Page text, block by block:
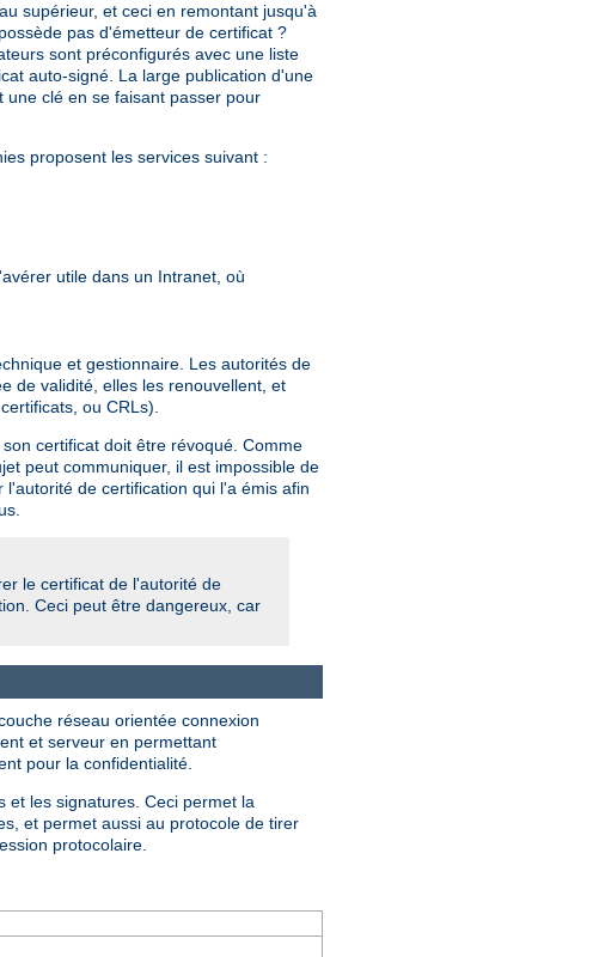
supérieur, et ceci en remontant jusqu'à
pas d'émetteur de certificat ?
sont préconfigurés avec une liste
auto-signé. La large publication d'une
clé en se faisant passer pour
proposent les services suivant :
utile dans un Intranet, où
et gestionnaire. Les autorités de
de validité, elles les renouvellent, et
ou CRLs).
certificat doit être révoqué. Comme
peut communiquer, il est impossible de
de certification qui l'a émis afin
le certificat de l'autorité de
Ceci peut être dangereux, car
réseau orientée connexion
et serveur en permettant
pour la confidentialité.
et les signatures. Ceci permet la
et permet aussi au protocole de tirer
protocolaire.